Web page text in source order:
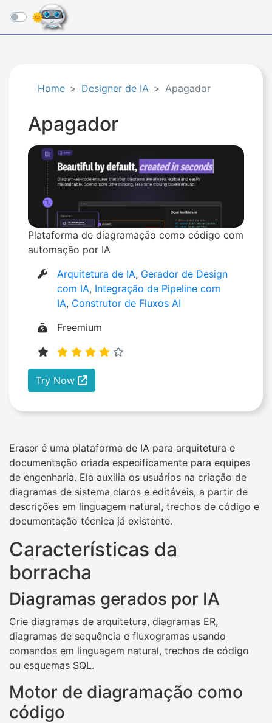
☰
Home Designer de IA Apagador
Apagador
Plataforma de diagramação como código com
automação por IA
Arquitetura de IA, Gerador de Design
com IA, Integração de Pipeline com
IA, Construtor de Fluxos AI
Freemium
Try Now
Eraser é uma plataforma de IA para arquitetura e
documentação criada especificamente para equipes
de engenharia. Ela auxilia os usuários na criação de
diagramas de sistema claros e editáveis, a partir de
descrições em linguagem natural, trechos de código e
documentação técnica já existente.
Características da
borracha
Diagramas gerados por IA
Crie diagramas de arquitetura, diagramas ER,
diagramas de sequência e fluxogramas usando
comandos em linguagem natural, trechos de código
ou esquemas SQL.
Motor de diagramação como
código